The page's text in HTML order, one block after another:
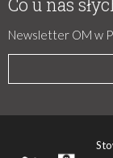
Co u nas
Newsletter OM w